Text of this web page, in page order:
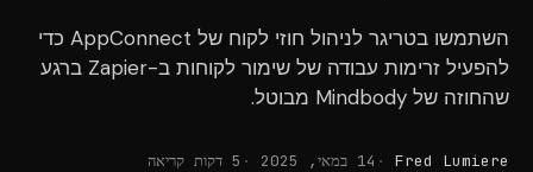
השתמשו בטריגר לניהול חוזי לקוח של AppConnect כדי
להפעיל זרימות עבודה של שימור לקוחות ב-Zapier ברגע
שהחוזה של Mindbody מבוטל.
Fred Lumiere 14 במאי, 2025 5 דקות קריאה